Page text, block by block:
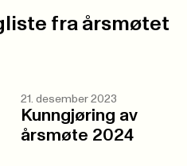
fra årsmøtet
21. desember 2023
Kunngjøring av
årsmøte 2024